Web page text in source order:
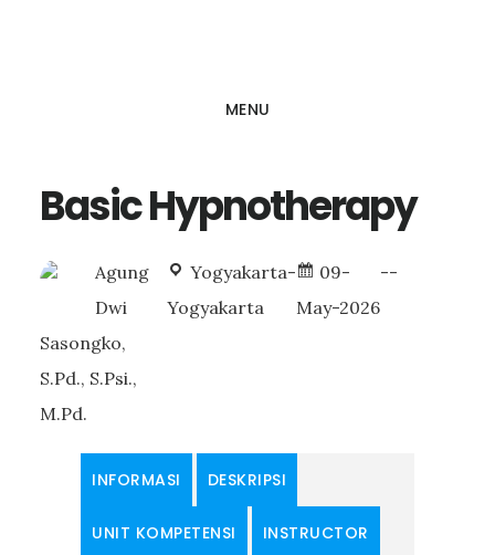
MENU
Basic Hypnotherapy
Agung
Dwi
Sasongko,
S.Pd., S.Psi.,
M.Pd.
Yogyakarta-
Yogyakarta
09-
May-2026
--
INFORMASI DESKRIPSI
UNIT KOMPETENSI INSTRUCTOR